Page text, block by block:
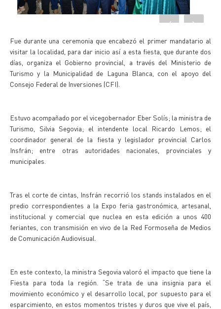
Fue durante una ceremonia que encabezó el primer mandatario al
visitar la localidad, para dar inicio así a esta fiesta, que durante dos
días, organiza el Gobierno provincial, a través del Ministerio de
Turismo y la Municipalidad de Laguna Blanca, con el apoyo del
Consejo Federal de Inversiones (CFI).
Estuvo acompañado por el vicegobernador Eber Solís; la ministra de
Turismo, Silvia Segovia; el intendente local Ricardo Lemos; el
coordinador general de la fiesta y legislador provincial Carlos
Insfrán; entre otras autoridades nacionales, provinciales y
municipales.
Tras el corte de cintas, Insfrán recorrió los stands instalados en el
predio correspondientes a la Expo feria gastronómica, artesanal,
institucional y comercial que nuclea en esta edición a unos 400
feriantes, con transmisión en vivo de la Red Formoseña de Medios
de Comunicación Audiovisual.
En este contexto, la ministra Segovia valoró el impacto que tiene la
Fiesta para toda la región. “Se trata de una insignia para el
movimiento económico y el desarrollo local, por supuesto para el
esparcimiento, en estos momentos tristes y duros que vive el país,